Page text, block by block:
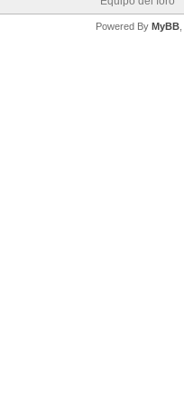
Powered By MyBB,